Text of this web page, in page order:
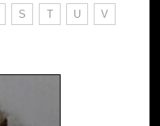
S T U V